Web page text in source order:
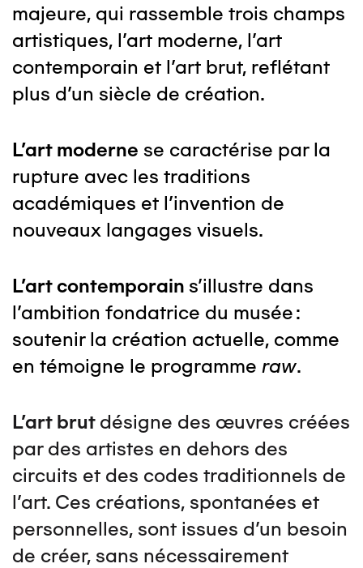
majeure, qui rassemble trois champs
artistiques, l'art moderne, l'art
contemporain et l'art brut, reflétant
plus d'un siècle de création.
L’art moderne se caractérise par la
rupture avec les traditions
académiques et l’invention de
nouveaux langages visuels.
L’art contemporain s'illustre dans
l'ambition fondatrice du musée :
soutenir la création actuelle, comme
en témoigne le programme raw.
L’art brut désigne des œuvres créées
par des artistes en dehors des
circuits et des codes traditionnels de
l’art. Ces créations, spontanées et
personnelles, sont issues d'un besoin
de créer, sans nécessairement